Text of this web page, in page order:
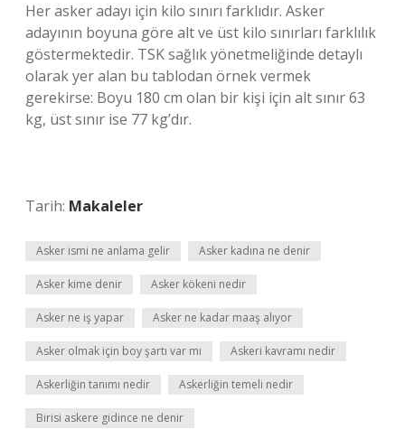
Her asker adayı için kilo sınırı farklıdır. Asker
adayının boyuna göre alt ve üst kilo sınırları farklılık
göstermektedir. TSK sağlık yönetmeliğinde detaylı
olarak yer alan bu tablodan örnek vermek
gerekirse: Boyu 180 cm olan bir kişi için alt sınır 63
kg, üst sınır ise 77 kg’dır.
Tarih: Makaleler
Asker ismi ne anlama gelir Asker kadına ne denir
Asker kime denir Asker kökeni nedir
Asker ne iş yapar Asker ne kadar maaş alıyor
Asker olmak için boy şartı var mı Askeri kavramı nedir
Askerliğin tanımı nedir Askerliğin temeli nedir
Birisi askere gidince ne denir